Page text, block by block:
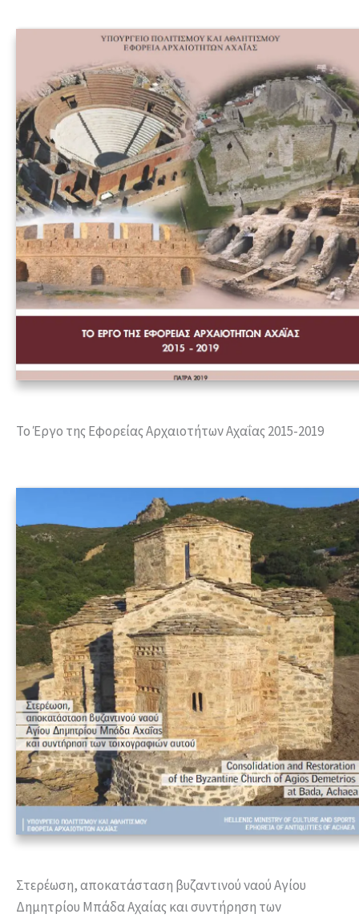
Το Έργο της Εφορείας Αρχαιοτήτων Αχαΐας 2015-2019
Στερέωση, αποκατάσταση βυζαντινού ναού Αγίου
Δημητρίου Μπάδα Αχαίας και συντήρηση των